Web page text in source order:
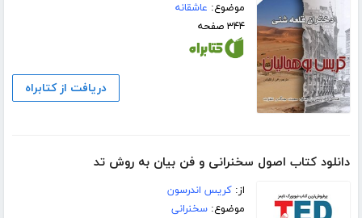
موضوع: عاشقانه
۳۴۴ صفحه
دریافت از کتابراه
دانلود کتاب اصول سخنرانی و فن بیان به روش تد
از:کریس اندرسون
موضوع:سخنرانی